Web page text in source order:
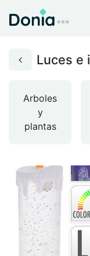
Luces e
Arboles
y
plantas